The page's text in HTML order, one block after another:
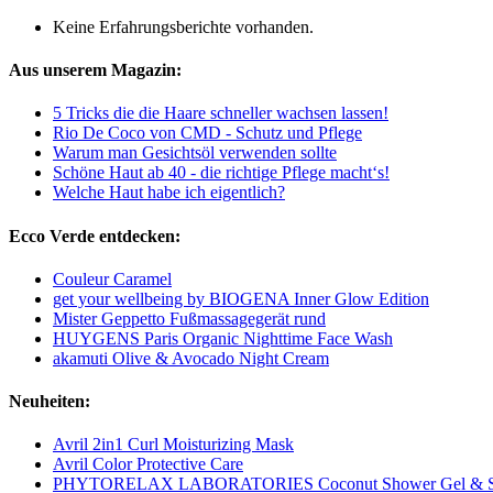
Keine Erfahrungsberichte vorhanden.
Aus unserem Magazin:
5 Tricks die die Haare schneller wachsen lassen!
Rio De Coco von CMD - Schutz und Pflege
Warum man Gesichtsöl verwenden sollte
Schöne Haut ab 40 - die richtige Pflege macht‘s!
Welche Haut habe ich eigentlich?
Ecco Verde entdecken:
Couleur Caramel
get your wellbeing by BIOGENA Inner Glow Edition
Mister Geppetto Fußmassagegerät rund
HUYGENS Paris Organic Nighttime Face Wash
akamuti Olive & Avocado Night Cream
Neuheiten:
Avril 2in1 Curl Moisturizing Mask
Avril Color Protective Care
PHYTORELAX LABORATORIES Coconut Shower Gel &